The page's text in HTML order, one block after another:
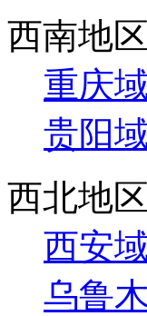
西南地区
重庆
贵阳
西北地区
西安
乌鲁